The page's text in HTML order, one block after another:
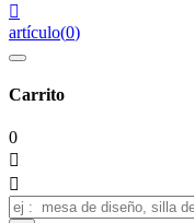

artículo(0)
Carrito
0

